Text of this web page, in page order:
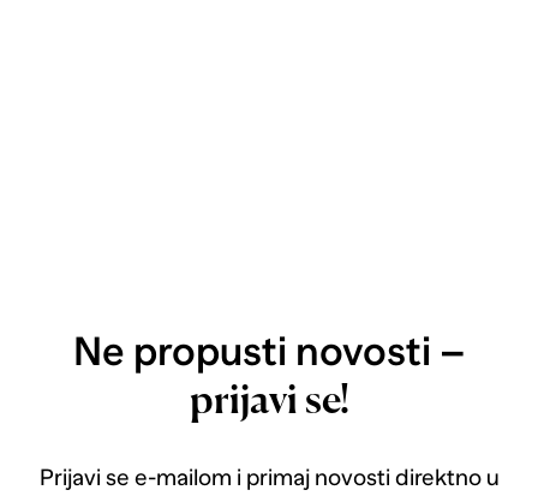
Ne propusti novosti –
prijavi se!
Prijavi se e-mailom i primaj novosti direktno u